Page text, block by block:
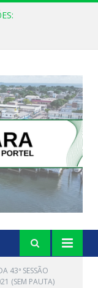
43ª SESSÃO
(SEM PAUTA)